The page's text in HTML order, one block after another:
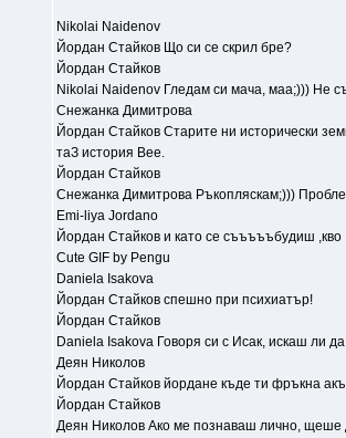
Nikolai Naidenov
Йордан Стайков Що си се скрил бре?
Йордан Стайков
Nikolai Naidenov Гледам си мача, маа;))) Не
Снежанка Димитрова
Йордан Стайков Старите ни исторически
таЗ история Вее.
Йордан Стайков
Снежанка Димитрова Ръкопляскам;)))
Emi-liya Jordano
Йордан Стайков и като се съъъъъбудиш ,кво
Cute GIF by Pengu
Daniela Isakova
Йордан Стайков спешно при психиатър!
Йордан Стайков
Daniela Isakova Говоря си с Исак, искаш ли
Деян Николов
Йордан Стайков йордане къде ти фръкна
Йордан Стайков
Деян Николов Ако ме познаваш лично, щеше